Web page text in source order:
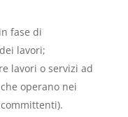
fase di
lavori;
lavori o servizi ad
operano nei